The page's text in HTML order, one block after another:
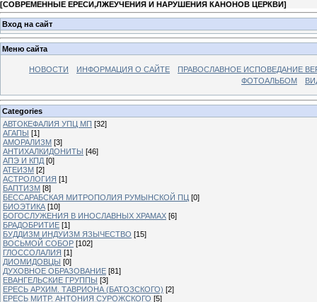
[СОВРЕМЕННЫЕ ЕРЕСИ,ЛЖЕУЧЕНИЯ И НАРУШЕНИЯ КАНОНОВ ЦЕРКВИ]
Вход на сайт
Меню сайта
НОВОСТИ ИНФОРМАЦИЯ О САЙТЕ
ПРАВОСЛАВНОЕ ИСПОВЕДАНИЕ
ФОТОАЛЬБОМ
Categories
АВТОКЕФАЛИЯ УПЦ МП [32]
АГАПЫ [1]
АМОРАЛИЗМ [3]
АНТИХАЛКИДОНИТЫ [46]
АПЭ И КПД [0]
АТЕИЗМ [2]
АСТРОЛОГИЯ [1]
БАПТИЗМ [8]
БЕССАРАБСКАЯ МИТРОПОЛИЯ РУМЫНСКОЙ ПЦ [0]
БИОЭТИКА [10]
БОГОСЛУЖЕНИЯ В ИНОСЛАВНЫХ ХРАМАХ [6]
БРАДОБРИТИЕ [1]
БУДДИЗМ ИНДУИЗМ ЯЗЫЧЕСТВО [15]
ВОСЬМОЙ СОБОР [102]
ГЛОССОЛАЛИЯ [1]
ДИОМИДОВЦЫ [0]
ДУХОВНОЕ ОБРАЗОВАНИЕ [81]
ЕВАНГЕЛЬСКИЕ ГРУППЫ [3]
ЕРЕСЬ АРХИМ. ТАВРИОНА (БАТОЗСКОГО) [2]
ЕРЕСЬ МИТР. АНТОНИЯ СУРОЖСКОГО [5]